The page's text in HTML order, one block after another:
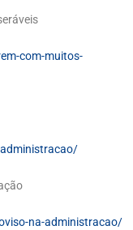
com-muitos-
na-administracao/